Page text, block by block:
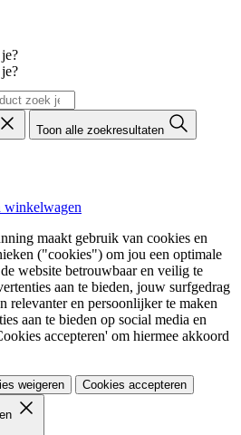
Toon alle zoekresultaten
winkelwagen
maakt gebruik van cookies en
("cookies") om jou een optimale
website betrouwbaar en veilig te
aan te bieden, jouw surfgedrag
relevanter en persoonlijker te maken
aan te bieden op social media en
accepteren' om hiermee akkoord
weigeren Cookies accepteren